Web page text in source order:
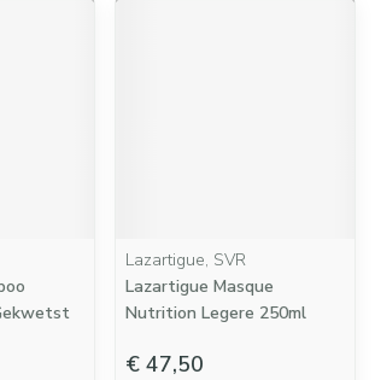
Lazartigue, SVR
Lazartigue Masque
Nutrition Legere 250ml
€ 47,50